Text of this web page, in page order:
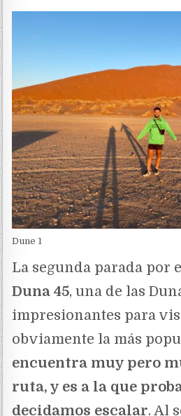
Dune 1
La segunda parada por
Duna 45, una de las
impresionantes para
obviamente la más
encuentra muy pero
ruta, y es a la que
decidamos escalar. Al